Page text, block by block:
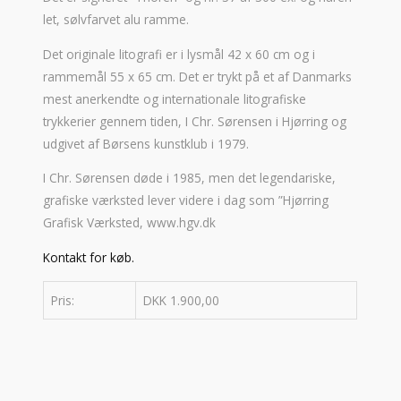
let, sølvfarvet alu ramme.
Det originale litografi er i lysmål 42 x 60 cm og i
rammemål 55 x 65 cm. Det er trykt på et af Danmarks
mest anerkendte og internationale litografiske
trykkerier gennem tiden, I Chr. Sørensen i Hjørring og
udgivet af Børsens kunstklub i 1979.
I Chr. Sørensen døde i 1985, men det legendariske,
grafiske værksted lever videre i dag som ”Hjørring
Grafisk Værksted, www.hgv.dk
Kontakt for køb.
Pris: DKK 1.900,00